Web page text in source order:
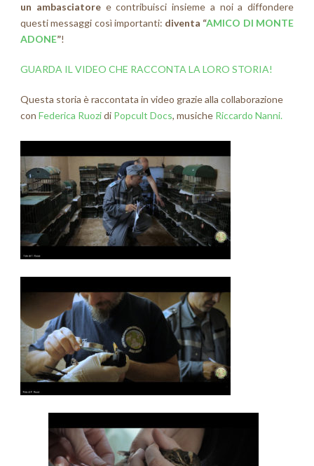
un ambasciatoree contribuisci insieme a noi a diffondere
questi messaggi così importanti: diventa “AMICO DI MONTE
ADONE”!
GUARDA IL VIDEO CHE RACCONTA LA LORO STORIA!
Questa storia è raccontata in video grazie alla collaborazione
con Federica Ruozidi Popcult Docs, musiche Riccardo Nanni.